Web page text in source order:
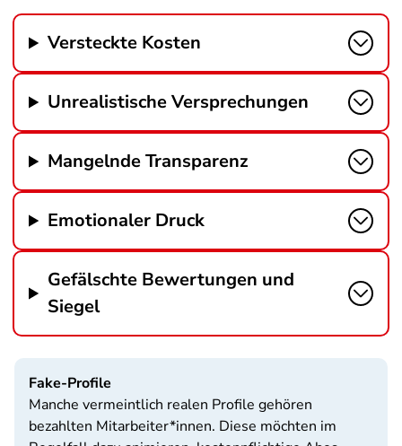
Versteckte Kosten
Unrealistische Versprechungen
Mangelnde Transparenz
Emotionaler Druck
Gefälschte Bewertungen und
Siegel
Fake-Profile
Manche vermeintlich realen Profile gehören
bezahlten Mitarbeiter*innen. Diese möchten im